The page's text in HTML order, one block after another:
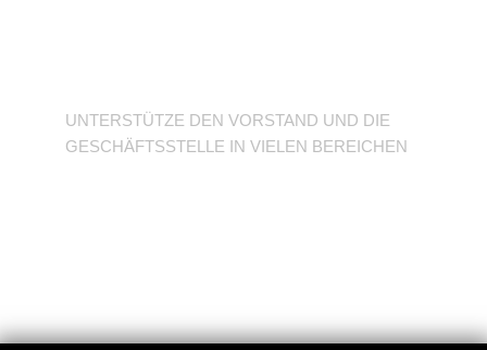
UNTERSTÜTZE DEN VORSTAND UND DIE
GESCHÄFTSSTELLE IN VIELEN BEREICHEN